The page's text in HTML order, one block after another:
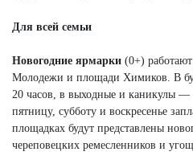
Для всей семьи
Новогодние ярмарки (0+)
Молодежи и площади Химиков. В
20 часов, в выходные и каникулы —
пятницу, субботу и воскресенье
площадках будут представлены
череповецких ремесленников и